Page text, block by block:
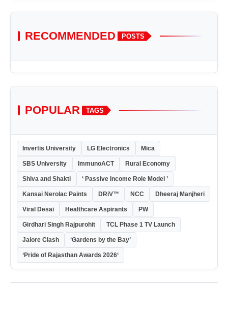
RECOMMENDED POSTS
POPULAR TAGS
Invertis University LG Electronics Mica
SBS University ImmunoACT Rural Economy
Shiva and Shakti ‘ Passive Income Role Model ’
Kansai Nerolac Paints DRiV™ NCC Dheeraj Manjheri
Viral Desai Healthcare Aspirants PW
Girdhari Singh Rajpurohit TCL Phase 1 TV Launch
Jalore Clash ‘Gardens by the Bay’
‘Pride of Rajasthan Awards 2026‘